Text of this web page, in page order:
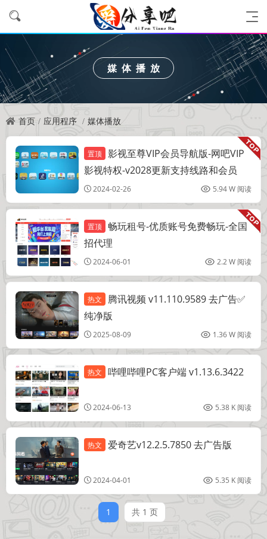
媒体播放
首页 应用程序 媒体播放
软件分享
置顶 影视至尊VIP会员导航版-网吧VIP
影视特权-v2028更新支持线路和会员
2024-02-26 5.94 W 阅读
网吧特权
置顶 畅玩租号-优质账号免费畅玩-全国
招代理
2024-06-01 2.2 W 阅读
媒体播放
热文
腾讯视频 v11.110.9589 去广告✅
纯净版
2025-08-09 1.36 W 阅读
媒体播放
热文 哔哩哔哩PC客户端 v1.13.6.3422
2024-06-13 5.38 K 阅读
媒体播放
热文 爱奇艺v12.2.5.7850 去广告版
2024-04-01 5.35 K 阅读
1 共 1 页